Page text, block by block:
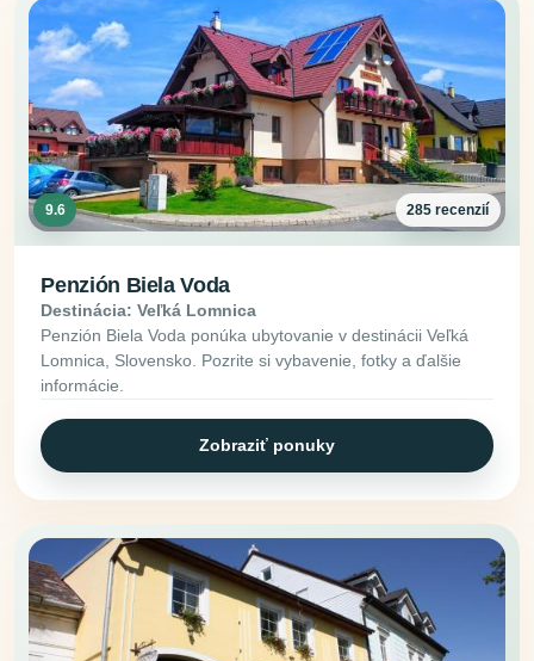
9.6 285 recenzií
Penzión Biela Voda
Destinácia: Veľká Lomnica
Penzión Biela Voda ponúka ubytovanie v destinácii Veľká
Lomnica, Slovensko. Pozrite si vybavenie, fotky a ďalšie
informácie.
Zobraziť ponuky